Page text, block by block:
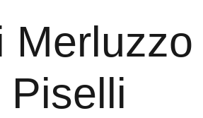
Merluzzo
Piselli